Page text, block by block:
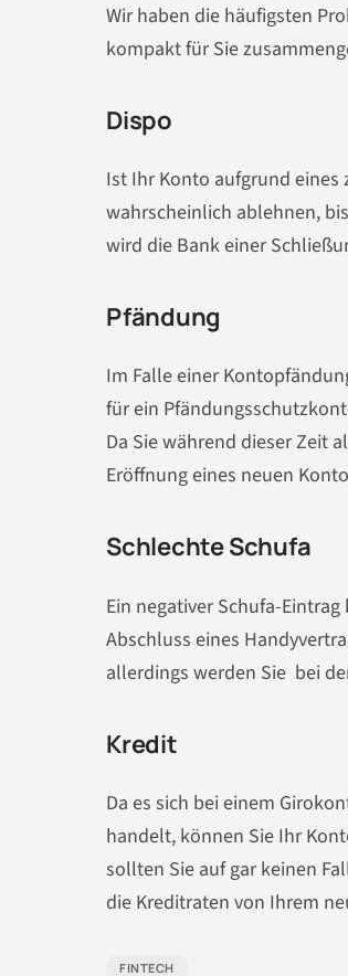
Wir haben die häufigsten
kompakt für Sie
Dispo
Ist Ihr Konto aufgrund
wahrscheinlich ablehnen,
wird die Bank einer
Pfändung
Im Falle einer
für ein
Da Sie während dieser Zeit
Eröffnung eines neuen
Schlechte Schufa
Ein negativer Schufa-
Abschluss eines
allerdings werden Sie bei
Kredit
Da es sich bei einem
handelt, können Sie Ihr
sollten Sie auf gar keinen
die Kreditraten von Ihrem
FINTECH